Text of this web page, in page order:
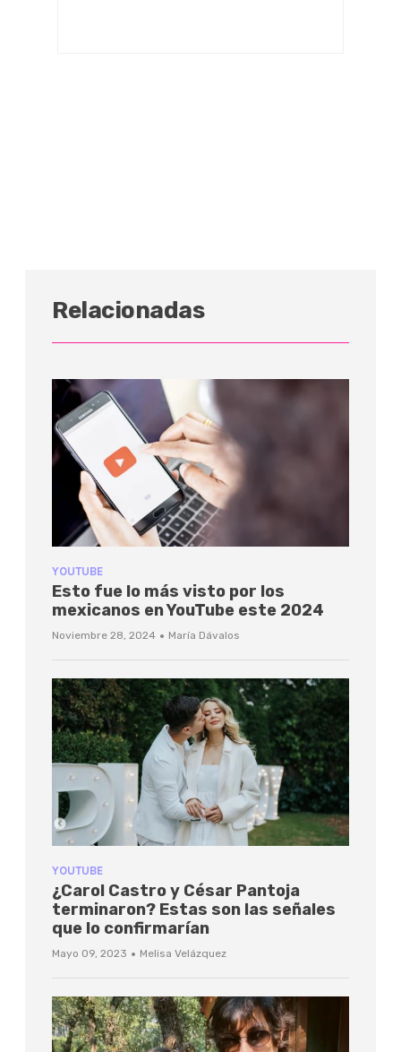
Relacionadas
YOUTUBE
Esto fue lo más visto por los
mexicanos en YouTube este 2024
Noviembre 28, 2024 · María Dávalos
YOUTUBE
¿Carol Castro y César Pantoja
terminaron? Estas son las señales
que lo confirmarían
Mayo 09, 2023 · Melisa Velázquez